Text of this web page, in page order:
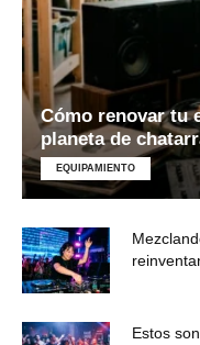
Cómo renovar tu
planeta de
EQUIPAMIENTO
Estos